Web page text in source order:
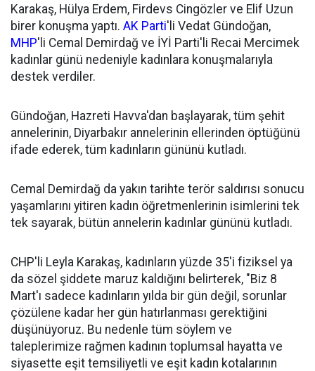
Karakaş, Hülya Erdem, Firdevs Cingözler ve Elif Uzun
birer konuşma yaptı. AK Parti'li Vedat Gündoğan,
MHP'li Cemal Demirdağ ve İYİ Parti'li Recai Mercimek
kadınlar günü nedeniyle kadınlara konuşmalarıyla
destek verdiler.
Gündoğan, Hazreti Havva'dan başlayarak, tüm şehit
annelerinin, Diyarbakır annelerinin ellerinden öptüğünü
ifade ederek, tüm kadınların gününü kutladı.
Cemal Demirdağ da yakın tarihte terör saldırısı sonucu
yaşamlarını yitiren kadın öğretmenlerinin isimlerini tek
tek sayarak, bütün annelerin kadınlar gününü kutladı.
CHP'li Leyla Karakaş, kadınların yüzde 35'i fiziksel ya
da sözel şiddete maruz kaldığını belirterek, "Biz 8
Mart'ı sadece kadınların yılda bir gün değil, sorunlar
çözülene kadar her gün hatırlanması gerektiğini
düşünüyoruz. Bu nedenle tüm söylem ve
taleplerimize rağmen kadının toplumsal hayatta ve
siyasette eşit temsiliyetli ve eşit kadın kotalarının